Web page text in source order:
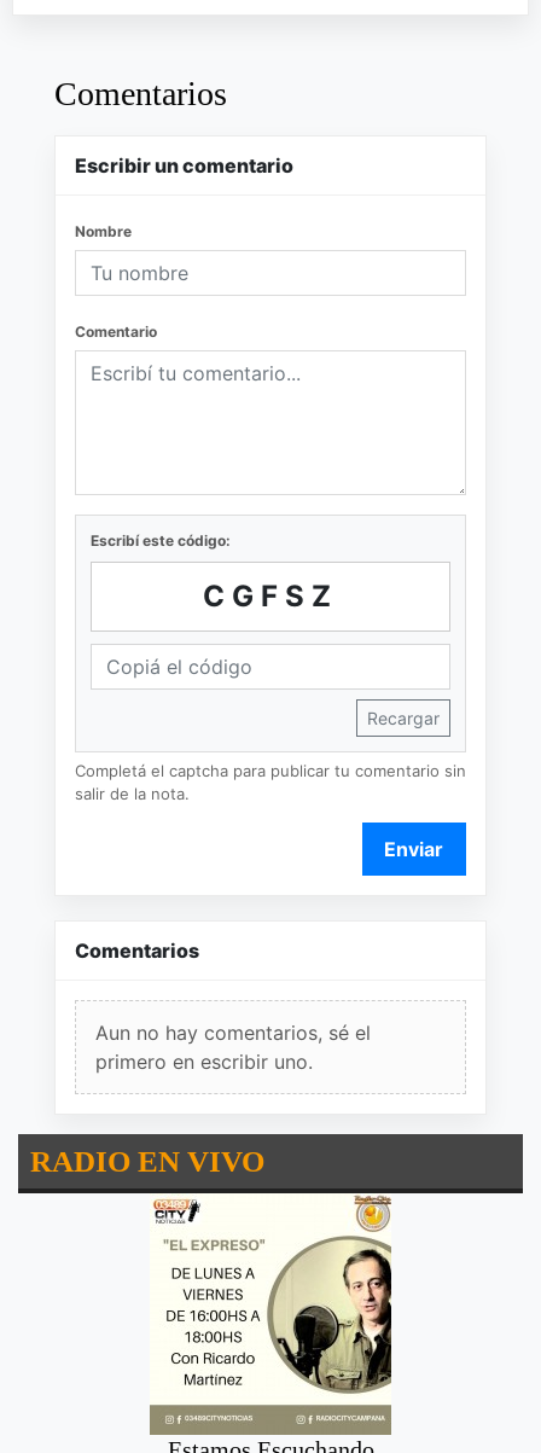
Comentarios
Escribir un comentario
Nombre
Comentario
Escribí este código:
CGFSZ
Recargar
Completá el captcha para publicar tu comentario sin
salir de la nota.
Enviar
Comentarios
Aun no hay comentarios, sé el
primero en escribir uno.
RADIO EN VIVO